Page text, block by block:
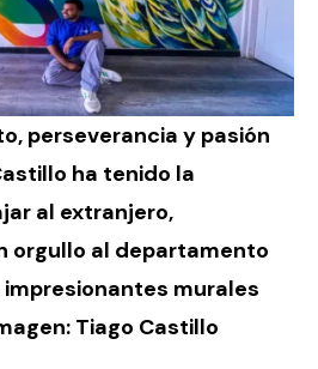
perseverancia y pasión
ha tenido la
al extranjero,
orgullo al departamento
murales
Tiago Castillo